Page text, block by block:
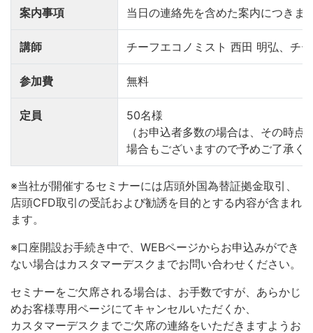
案内事項 当日の連絡先を含めた案内につきま
講師 チーフエコノミスト 西田 明弘、チ
参加費 無料
定員
50名様
（お申込者多数の場合は、その時点
場合もございますので予めご了承く
※当社が開催するセミナーには店頭外国為替証拠金取引、
店頭CFD取引の受託および勧誘を目的とする内容が含まれ
ます。
※口座開設お手続き中で、WEBページからお申込みができ
ない場合はカスタマーデスクまでお問い合わせください。
セミナーをご欠席される場合は、お手数ですが、あらかじ
めお客様専用ページにてキャンセルいただくか、
カスタマーデスクまでご欠席の連絡をいただきますようお